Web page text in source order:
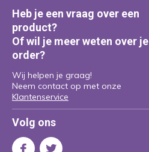
Heb je een vraag over een
product?
Of wil je meer weten over je
order?
Wij helpen je graag!
Neem contact op met onze
Klantenservice
Volg ons